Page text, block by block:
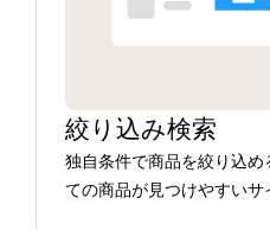
絞り込み検索
独自条件で商品を絞り込
ての商品が見つけやすいサ